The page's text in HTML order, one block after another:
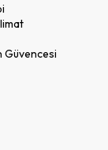
Güvencesi